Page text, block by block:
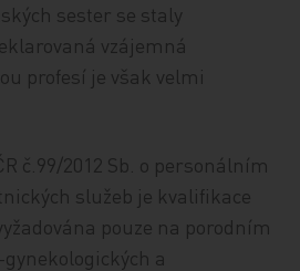
sester se staly
vzájemná
profesí je však velmi
č.99/2012 Sb. o personálním
služeb je kvalifikace
pouze na porodním
a